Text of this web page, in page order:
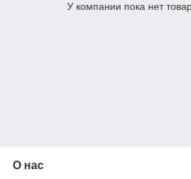
У компании пока нет
О нас